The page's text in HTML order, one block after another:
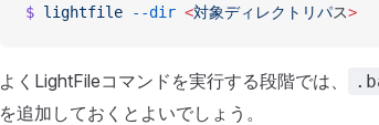
$ lightfile --dir <対象ディレクトリパス>
よくLightFileコマンドを実行する段階では、
を追加しておくとよいでしょう。